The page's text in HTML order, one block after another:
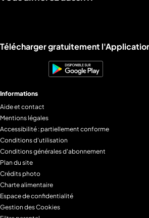
Liens utiles M6+.
Télécharger gratuitement
Informations
Aide et contact
Mentions légales
Accessibilité : partiellement conforme
Conditions d'utilisation
Conditions générales d'abonnement
Plan du site
Crédits photo
Charte alimentaire
Espace de confidentialité
Gestion des Cookies